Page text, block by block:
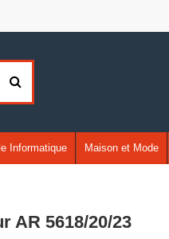
Informatique Maison et Mode
AR 5618/20/23